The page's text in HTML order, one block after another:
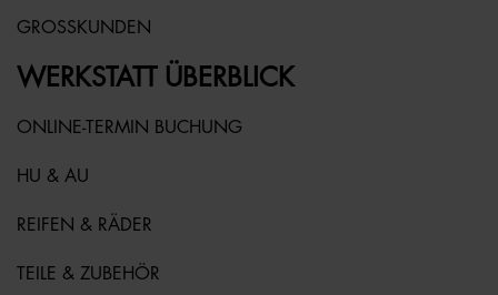
GROSSKUNDEN
WERKSTATT ÜBERBLICK
ONLINE-TERMIN BUCHUNG
HU & AU
REIFEN & RÄDER
TEILE & ZUBEHÖR